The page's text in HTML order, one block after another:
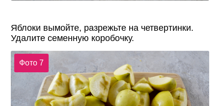
Яблоки вымойте, разрежьте на четвертинки.
Удалите семенную коробочку.
Фото 7